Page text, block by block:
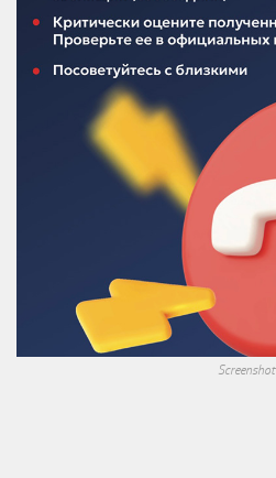
Screenshot